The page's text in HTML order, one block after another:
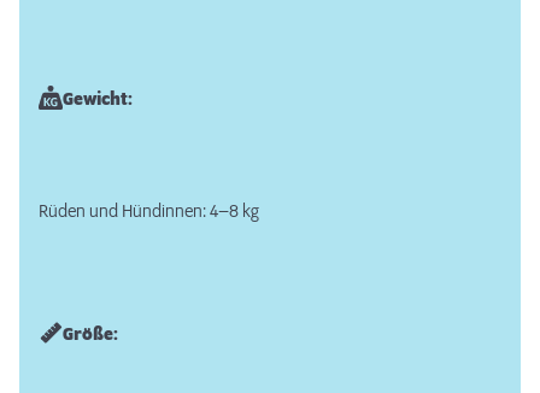
Gewicht:
Rüden und Hündinnen: 4–8 kg
Größe: